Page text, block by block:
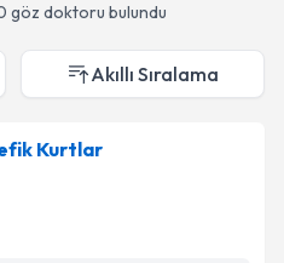
göz doktoru bulundu
Akıllı Sıralama
Kurtlar